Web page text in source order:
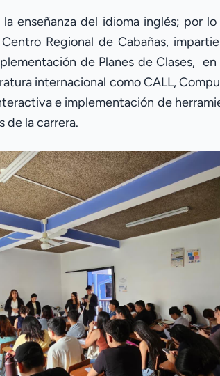
enseñanza del idioma inglés; por
Regional de Cabañas,
de Planes de Clases,
internacional como CALL,
e implementación de
de la carrera.